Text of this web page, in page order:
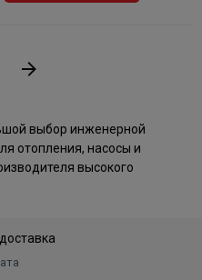
выбор инженерной
отопления, насосы и
высокого